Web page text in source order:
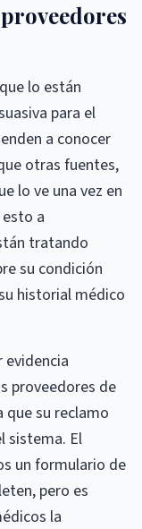
lo están
para el
a conocer
otras fuentes,
lo ve una vez en
a
tratando
su condición
historial médico
evidencia
proveedores de
su reclamo
sistema. El
un formulario de
pero es
la